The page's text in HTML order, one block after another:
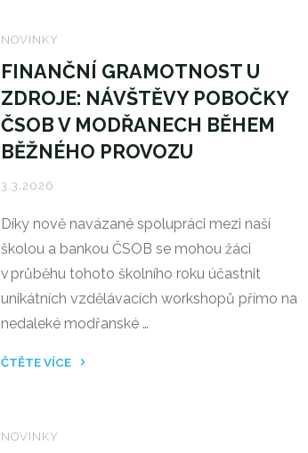
LYŽOVÁNÍ/SKIALPY
ZDÁRNÝ
DOJEZD
VIII.C
PEC
SNĚŽKOU"
NOVINKY
FINANČNÍ GRAMOTNOST U
ZDROJE: NÁVŠTĚVY POBOČKY
ČSOB V MODŘANECH BĚHEM
BĚŽNÉHO PROVOZU
3.3.2026
Díky nově navázané spolupráci mezi naší
školou a bankou ČSOB se mohou žáci
v průběhu tohoto školního roku účastnit
unikátních vzdělávacích workshopů přímo na
nedaleké modřanské …
ČTĚTE VÍCE
U
NOVINKY